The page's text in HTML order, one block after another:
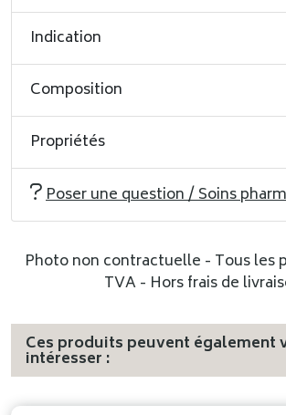
Indication
Composition
Propriétés
Poser une question / Soins
Photo non contractuelle - Tous les
TVA - Hors frais de
Ces produits peuvent également
intéresser :